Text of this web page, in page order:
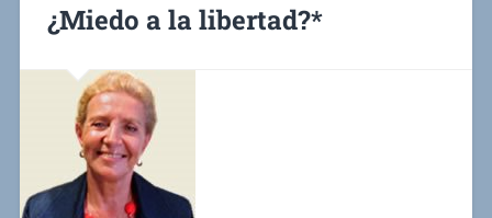
¿Miedo a la libertad?*